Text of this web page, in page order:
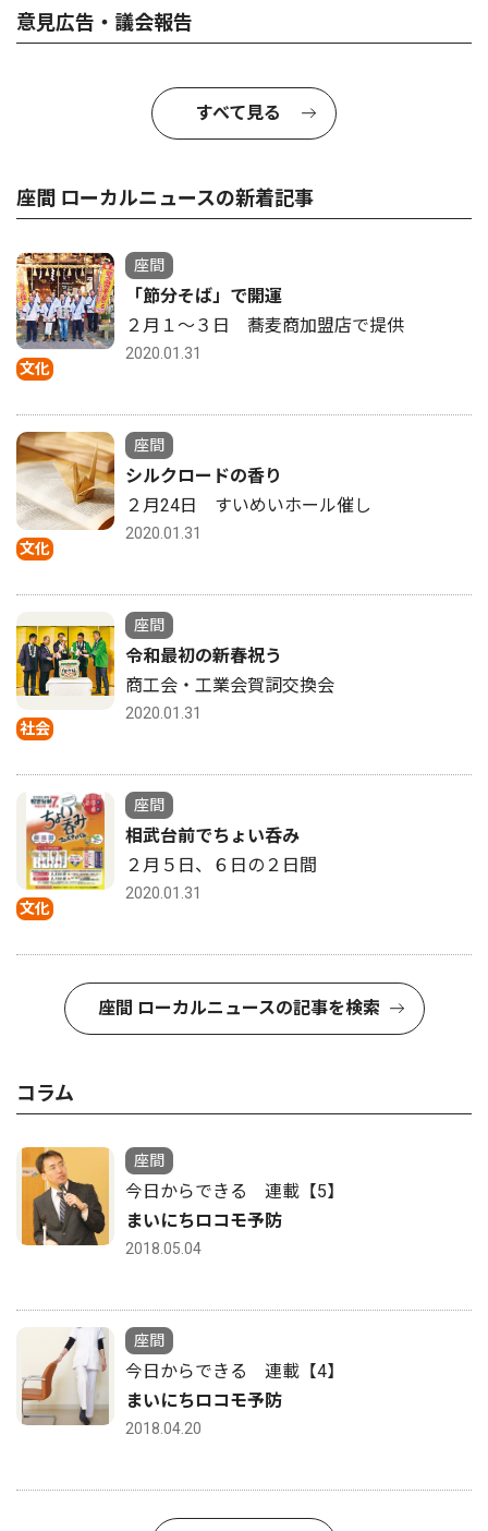
意見広告・議会報告
すべて見る
座間 ローカルニュースの新着記事
文化
座間
「節分そば」で開運
２月１〜３日 蕎麦商加盟店で提供
2020.01.31
文化
座間
シルクロードの香り
２月24日 すいめいホール催し
2020.01.31
社会
座間
令和最初の新春祝う
商工会・工業会賀詞交換会
2020.01.31
文化
座間
相武台前でちょい呑み
２月５日、６日の２日間
2020.01.31
座間 ローカルニュースの記事を検索
コラム
座間
今日からできる 連載【5】
まいにちロコモ予防
2018.05.04
座間
今日からできる 連載【4】
まいにちロコモ予防
2018.04.20